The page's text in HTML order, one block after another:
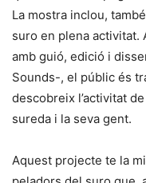
La mostra inclou,
suro en plena activitat.
amb guió, edició i
Sounds-, el públic és
descobreix l’activitat
sureda i la seva gent.
Aquest projecte te la